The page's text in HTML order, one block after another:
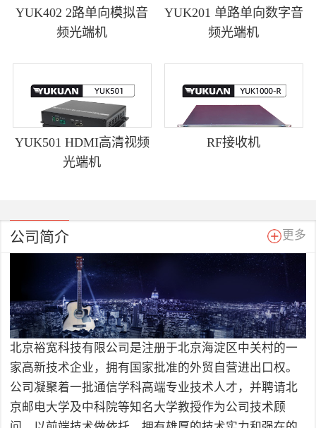
YUK402 2路单向模拟音
频光端机
YUK201 单路单向数字音
频光端机
YUK501 HDMI高清视频
光端机
RF接收机
公司简介 更多
北京裕宽科技有限公司是注册于北京海淀区中关村的一
家高新技术企业，拥有国家批准的外贸自营进出口权。
公司凝聚着一批通信学科高端专业技术人才，并聘请北
京邮电大学及中科院等知名大学教授作为公司技术顾